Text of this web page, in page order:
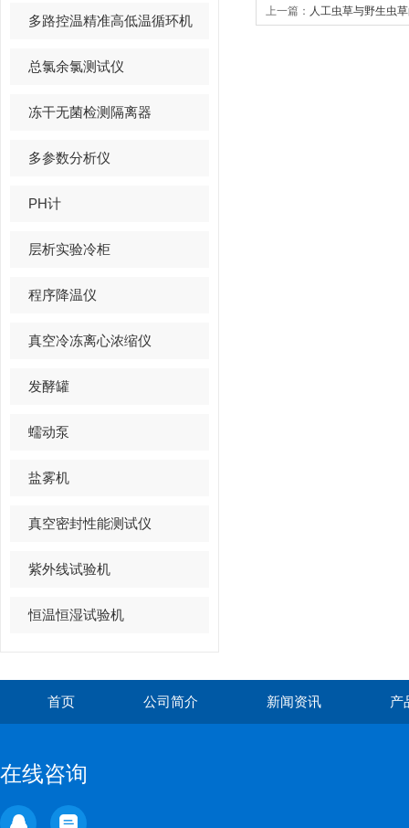
多路控温精准高低温循环机
总氯余氯测试仪
冻干无菌检测隔离器
多参数分析仪
PH计
层析实验冷柜
程序降温仪
真空冷冻离心浓缩仪
发酵罐
蠕动泵
盐雾机
真空密封性能测试仪
紫外线试验机
恒温恒湿试验机
上一篇： 人工虫草与野生虫
首页 公司简介 新闻资讯 产
在线咨询